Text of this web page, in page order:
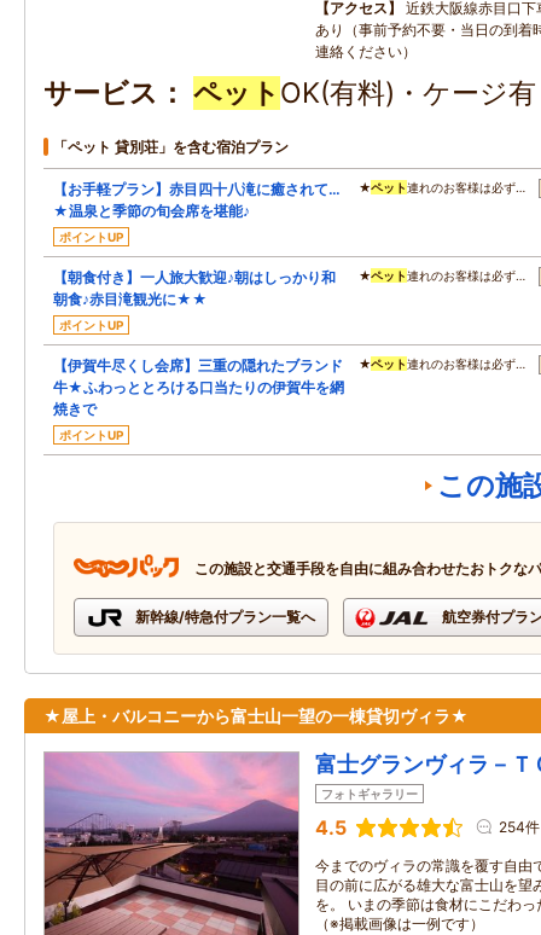
アクセス
近鉄大阪線赤目口
あり（事前予約不要・当日の到着
連絡ください）
サービス ペット OK(有料)・ケージ
「ペット 貸別荘」を含む宿泊プラン
【お手軽プラン】赤目四十八滝に癒されて…
★温泉と季節の旬会席を堪能♪
ポイントUP
★ペット連れのお客様は必ず…
【朝食付き】一人旅大歓迎♪朝はしっかり和
朝食♪赤目滝観光に★★
ポイントUP
★ペット連れのお客様は必ず…
【伊賀牛尽くし会席】三重の隠れたブランド
牛★ふわっととろける口当たりの伊賀牛を網
焼きで
ポイントUP
★ペット連れのお客様は必ず…
この施
この施設と交通手段を自由に組み合わせたおトクな
新幹線/特急付プラン一覧へ 航空券付プラ
★屋上・バルコニーから富士山一望の一棟貸切ヴィラ★
富士グランヴィラ－Ｔ
フォトギャラリー
4.5 254件
今までのヴィラの常識を覆す自由
目の前に広がる雄大な富士山を望
を。 いまの季節は食材にこだわ
（※掲載画像は一例です）